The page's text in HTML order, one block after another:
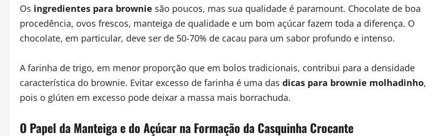
Os ingredientes para brownie são poucos, mas sua qualidade é paramount. Chocolate de boa
procedência, ovos frescos, manteiga de qualidade e um bom açúcar fazem toda a diferença. O
chocolate, em particular, deve ser de 50-70% de cacau para um sabor profundo e intenso.
A farinha de trigo, em menor proporção que em bolos tradicionais, contribui para a densidade
característica do brownie. Evitar excesso de farinha é uma das dicas para brownie molhadinho,
pois o glúten em excesso pode deixar a massa mais borrachuda.
O Papel da Manteiga e do Açúcar na Formação da Casquinha Crocante